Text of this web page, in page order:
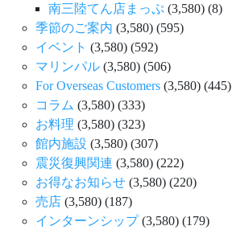
南三陸てん店まっぷ (3,580) (8)
季節のご案内 (3,580) (595)
イベント (3,580) (592)
マリンパル (3,580) (506)
For Overseas Customers (3,580) (445)
コラム (3,580) (333)
お料理 (3,580) (323)
館内施設 (3,580) (307)
震災復興関連 (3,580) (222)
お得なお知らせ (3,580) (220)
売店 (3,580) (187)
インターンシップ(3,580) (179)